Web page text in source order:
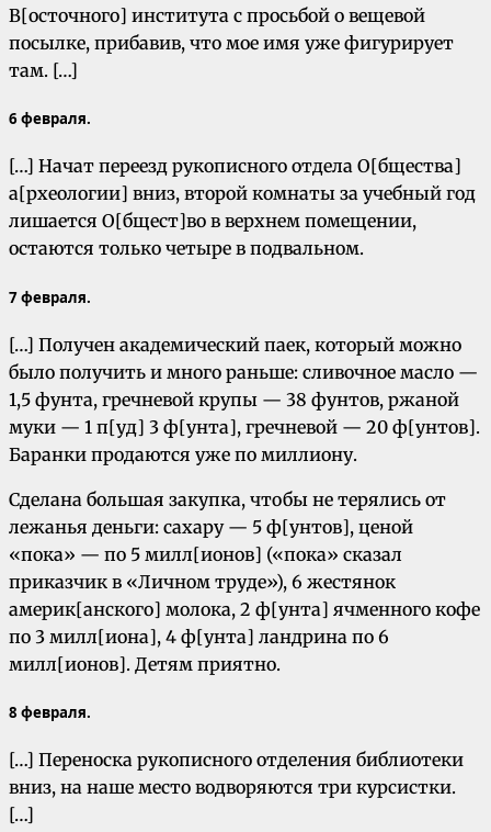
В[осточного] института с просьбой о вещевой
посылке, прибавив, что мое имя уже фигурирует
там. […]
6 февраля.
[…] Начат переезд рукописного отдела О[бщества]
а[рхеологии] вниз, второй комнаты за учебный год
лишается О[бщест]во в верхнем помещении,
остаются только четыре в подвальном.
7 февраля.
[…] Получен академический паек, который можно
было получить и много раньше: сливочное масло —
1,5 фунта, гречневой крупы — 38 фунтов, ржаной
муки — 1 п[уд] 3 ф[унта], гречневой — 20 ф[унтов].
Баранки продаются уже по миллиону.
Сделана большая закупка, чтобы не терялись от
лежанья деньги: сахару — 5 ф[унтов], ценой
«пока» — по 5 милл[ионов] («пока» сказал
приказчик в «Личном труде»), 6 жестянок
америк[анского] молока, 2 ф[унта] ячменного кофе
по 3 милл[иона], 4 ф[унта] ландрина по 6
милл[ионов]. Детям приятно.
8 февраля.
[…] Переноска рукописного отделения библиотеки
вниз, на наше место водворяются три курсистки.
[…]